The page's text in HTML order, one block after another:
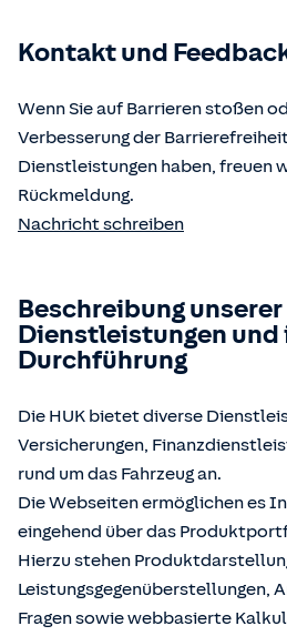
Kontakt und
Wenn Sie auf Barrieren stoßen
Verbesserung der
Dienstleistungen haben, freuen
Rückmeldung.
Nachricht schreiben
Beschreibung unserer
Dienstleistungen und
Durchführung
Die HUK bietet diverse
Versicherungen,
rund um das Fahrzeug an.
Die Webseiten ermöglichen es
eingehend über das
Hierzu stehen
Leistungsgegenüberstellungen,
Fragen sowie webbasierte